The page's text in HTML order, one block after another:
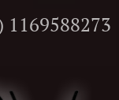
1169588273